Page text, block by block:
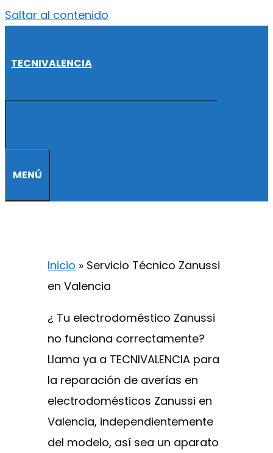
Saltar al contenido
TECNIVALENCIA
MENÚ
Inicio » Servicio Técnico Zanussi
en Valencia
¿ Tu electrodoméstico Zanussi
no funciona correctamente?
Llama ya a TECNIVALENCIA para
la reparación de averías en
electrodomésticos Zanussi en
Valencia, independientemente
del modelo, así sea un aparato